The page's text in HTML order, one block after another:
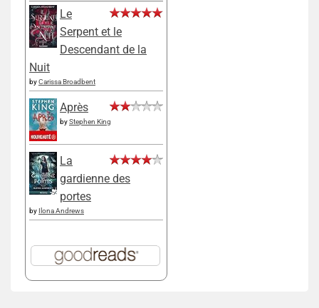
Le
Serpent et le
Descendant de la
Nuit
byCarissa Broadbent
Après
byStephen King
La
gardienne des
portes
by Ilona Andrews